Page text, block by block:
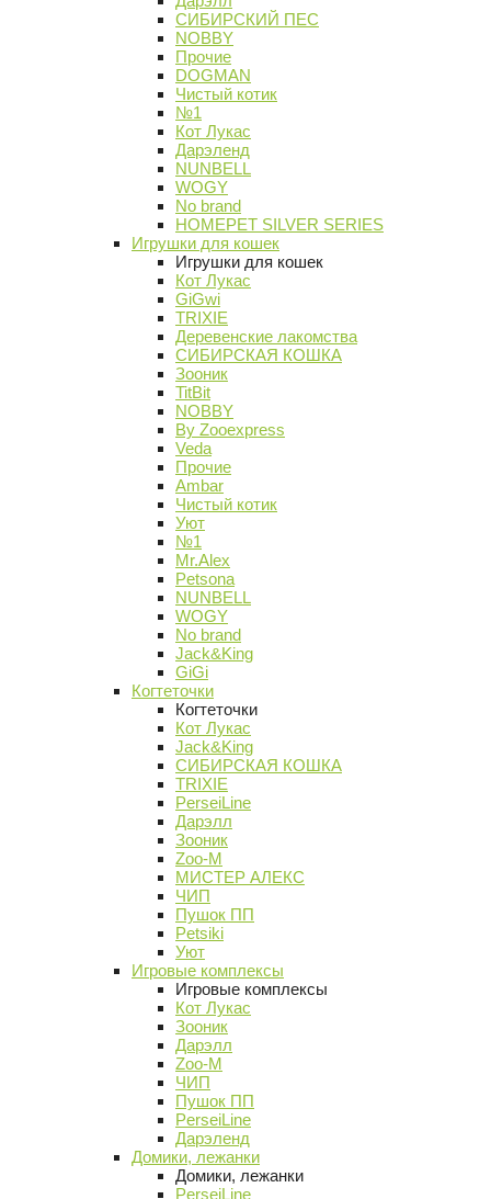
СИБИРСКИЙ ПЕС
NOBBY
Прочие
DOGMAN
Чистый котик
№1
Кот Лукас
Дарэленд
NUNBELL
WOGY
No brand
HOMEPET SILVER SERIES
Игрушки для кошек
Игрушки для кошек
Кот Лукас
GiGwi
TRIXIE
Деревенские лакомства
СИБИРСКАЯ КОШКА
Зооник
TitBit
NOBBY
By Zooexpress
Veda
Прочие
Ambar
Чистый котик
Уют
№1
Mr.Alex
Petsona
NUNBELL
WOGY
No brand
Jack&King
GiGi
Когтеточки
Когтеточки
Кот Лукас
Jack&King
СИБИРСКАЯ КОШКА
TRIXIE
PerseiLine
Дарэлл
Зооник
Zoo-M
МИСТЕР АЛЕКС
ЧИП
Пушок ПП
Petsiki
Уют
Игровые комплексы
Игровые комплексы
Кот Лукас
Зооник
Дарэлл
Zoo-M
ЧИП
Пушок ПП
PerseiLine
Дарэленд
Домики, лежанки
Домики, лежанки
PerseiLine